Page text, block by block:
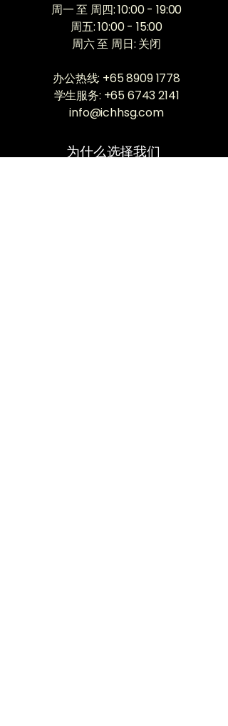
周一 至 周四: 10:00 - 19:00
​周五: 10:00 - 15:00
周六 至 周日: 关闭
办公热线: +65 8909 1778
学生服务: +65 6743 2141
info@ichhsg.com
为什么选择我们